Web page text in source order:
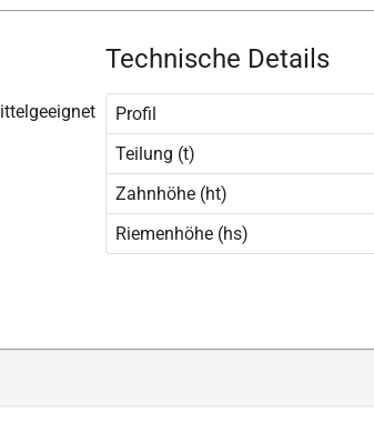
Technische Details
Profil
Teilung (t)
Zahnhöhe (ht)
Riemenhöhe (hs)